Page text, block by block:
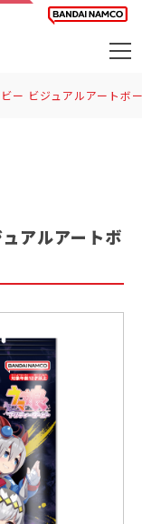
ー ビジュアルアートボ
アルアートボ